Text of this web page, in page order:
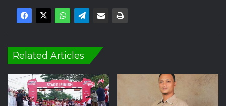
Related Articles